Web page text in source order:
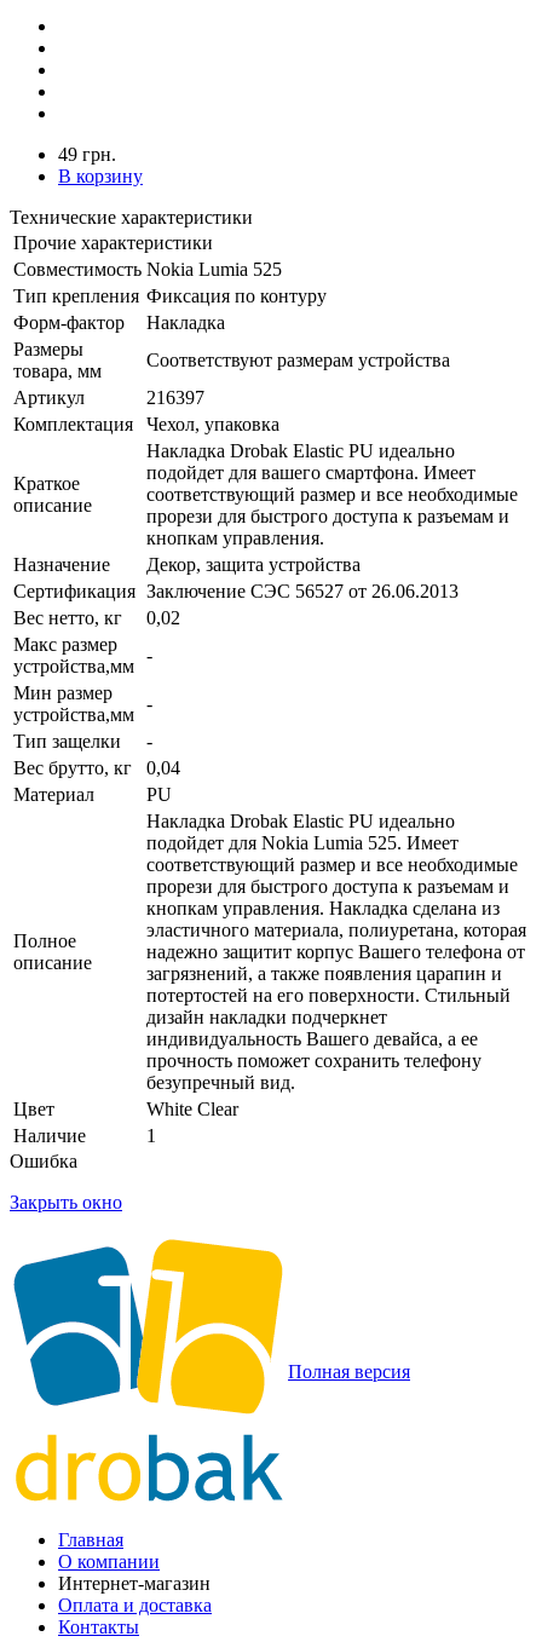
49 грн.
В корзину
Технические характеристики
Прочие характеристики
Совместимость Nokia Lumia 525
Тип крепления Фиксация по контуру
Форм-фактор
Накладка
Размеры
товара, мм
Соответствуют размерам устройства
Артикул
216397
Комплектация
Чехол, упаковка
Краткое
описание
Накладка Drobak Elastic PU идеально
подойдет для вашего смартфона. Имеет
соответствующий размер и все необходимые
прорези для быстрого доступа к разъемам и
кнопкам управления.
Назначение
Декор, защита устройства
Сертификация Заключение СЭС 56527 от 26.06.2013
Вес нетто, кг
0,02
Макс размер
устройства,мм
-
Мин размер
устройства,мм
-
Тип защелки
-
Вес брутто, кг
0,04
Материал
PU
Полное
описание
Накладка Drobak Elastic PU идеально
подойдет для Nokia Lumia 525. Имеет
соответствующий размер и все необходимые
прорези для быстрого доступа к разъемам и
кнопкам управления. Накладка сделана из
эластичного материала, полиуретана, которая
надежно защитит корпус Вашего телефона от
загрязнений, а также появления царапин и
потертостей на его поверхности. Стильный
дизайн накладки подчеркнет
индивидуальность Вашего девайса, а ее
прочность поможет сохранить телефону
безупречный вид.
Цвет
White Clear
Наличие
1
Ошибка
Закрыть окно
Полная версия
Главная
О компании
Интернет-магазин
Оплата и доставка
Контакты